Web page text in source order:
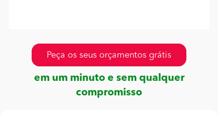
Peça os seus orçamentos grátis
em um minuto e sem qualquer
compromisso